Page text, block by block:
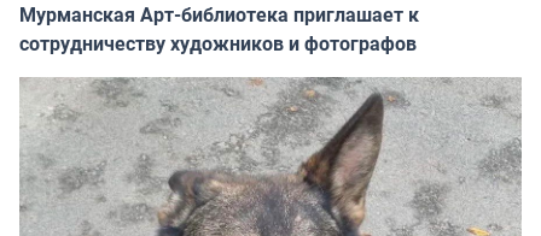
Мурманская Арт-библиотека приглашает к
сотрудничеству художников и фотографов